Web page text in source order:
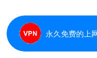
永久免费的上